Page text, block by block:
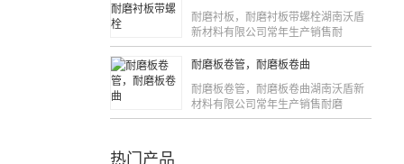
耐磨衬板，耐磨衬板带螺栓湖南沃盾
新材料有限公司常年生产销售耐
耐磨板卷管，耐磨板卷曲
耐磨板卷管，耐磨板卷曲湖南沃盾新
材料有限公司常年生产销售耐磨
热门产品